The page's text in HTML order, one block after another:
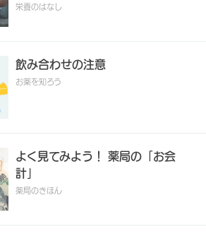
栄養のはなし
飲み合わせの注意
お薬を知ろう
よく見てみよう！ 薬局の「お会
計」
薬局のきほん